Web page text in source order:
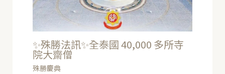
✨殊勝法訊✨全泰國 40,000 多所寺
院大齋僧
殊勝慶典